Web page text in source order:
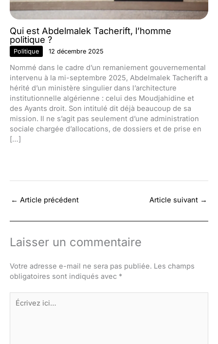
Qui est Abdelmalek Tacherift, l’homme
politique ?
Politique 12 décembre 2025
Nommé dans le cadre d’un remaniement gouvernemental
intervenu à la mi-septembre 2025, Abdelmalek Tacherift a
hérité d’un ministère singulier dans l’architecture
institutionnelle algérienne : celui des Moudjahidine et
des Ayants droit. Son intitulé dit déjà beaucoup de sa
mission. Il ne s’agit pas seulement d’une administration
sociale chargée d’allocations, de dossiers et de prise en
[…]
← Article précédent Article suivant →
Laisser un commentaire
Votre adresse e-mail ne sera pas publiée. Les champs
obligatoires sont indiqués avec *
Écrivez
ici…